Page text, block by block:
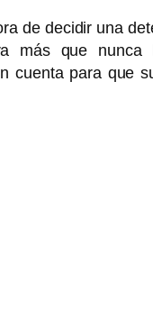
de decidir una
más que nunca
cuenta para que